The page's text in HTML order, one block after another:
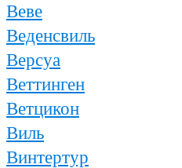
Веве
Веденсвиль
Версуа
Веттинген
Ветцикон
Виль
Винтертур